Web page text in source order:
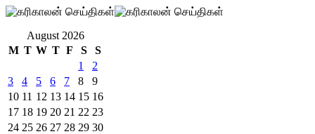
August 2026
M T W T F S
S
1
2
3
4 5 6 7 8
9
10 11 12 13 14 15 16
17 18 19 20 21 22 23
24 25 26 27 28 29 30